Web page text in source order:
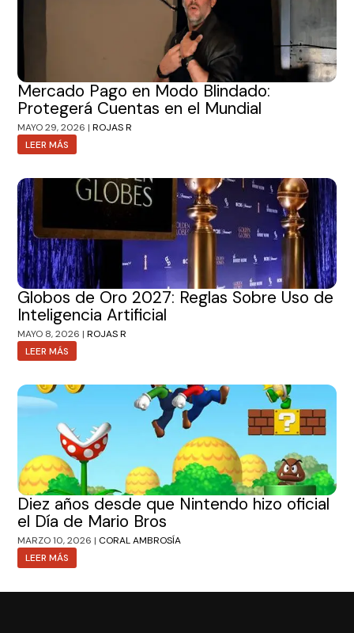
Mercado Pago en Modo Blindado:
Protegerá Cuentas en el Mundial
MAYO 29, 2026 |ROJAS R
LEER MÁS
Globos de Oro 2027: Reglas Sobre Uso de
Inteligencia Artificial
MAYO 8, 2026 |ROJAS R
LEER MÁS
Diez años desde que Nintendo hizo oficial
el Día de Mario Bros
MARZO 10, 2026 | CORAL AMBROSÍA
LEER MÁS